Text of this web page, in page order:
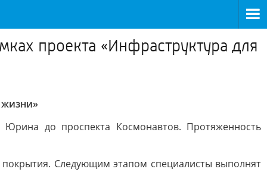
проекта «Инфраструктура для
жизни»
до проспекта Космонавтов. Протяженность
Следующим этапом специалисты выполнят